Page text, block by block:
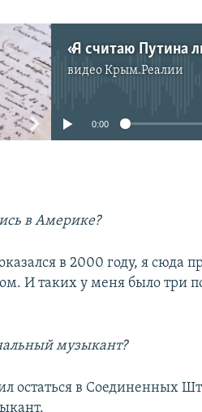
видеоКрым.Реалии
No media source currently
0:00
в Америке?
в 2000 году, я сюда
И таких у меня было три
музыкант?
остаться в Соединенных